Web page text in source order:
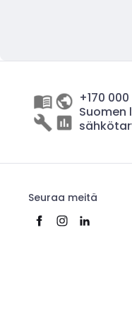
+170
Suomen
Seuraa meitä